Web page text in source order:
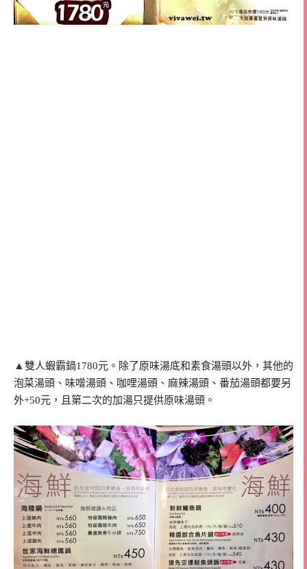
▲ 雙人蝦霸鍋1780元。除了原味湯底和素食湯頭以外，其他的
泡菜湯頭、味噌湯頭、咖哩湯頭、麻辣湯頭、番茄湯頭都要另
外+50元，且第二次的加湯只提供原味湯頭。